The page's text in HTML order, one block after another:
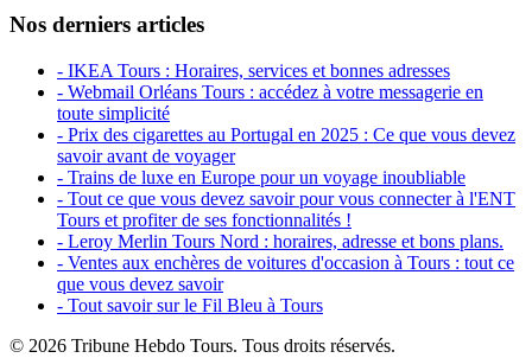
Nos derniers articles
- IKEA Tours : Horaires, services et bonnes adresses
- Webmail Orléans Tours : accédez à votre messagerie en
toute simplicité
- Prix des cigarettes au Portugal en 2025 : Ce que vous devez
savoir avant de voyager
- Trains de luxe en Europe pour un voyage inoubliable
- Tout ce que vous devez savoir pour vous connecter à l'ENT
Tours et profiter de ses fonctionnalités !
- Leroy Merlin Tours Nord : horaires, adresse et bons plans.
- Ventes aux enchères de voitures d'occasion à Tours : tout ce
que vous devez savoir
- Tout savoir sur le Fil Bleu à Tours
© 2026 Tribune Hebdo Tours. Tous droits réservés.